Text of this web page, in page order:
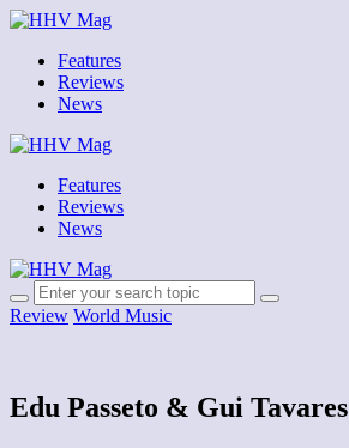
Features
Reviews
News
Features
Reviews
News
Review World Music
Edu Passeto & Gui Tavares